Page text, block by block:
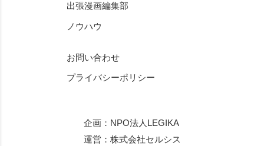
出張漫画編集部
ノウハウ
お問い合わせ
プライバシーポリシー
企画： NPO法人LEGIKA
運営： 株式会社セルシス